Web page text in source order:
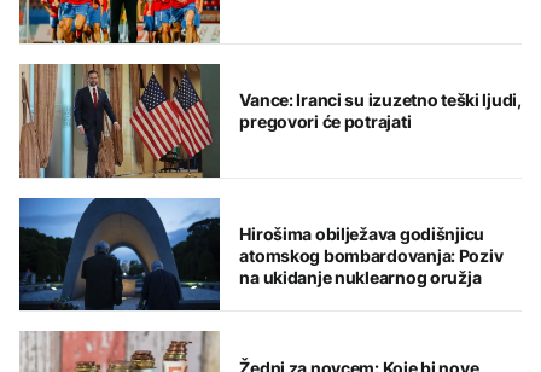
Vance: Iranci su izuzetno teški ljudi,
pregovori će potrajati
Hirošima obilježava godišnjicu
atomskog bombardovanja: Poziv
na ukidanje nuklearnog oružja
Žedni za novcem: Koje bi nove